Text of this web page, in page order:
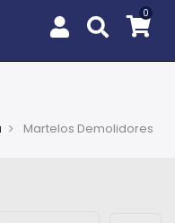
Martelos Demolidores